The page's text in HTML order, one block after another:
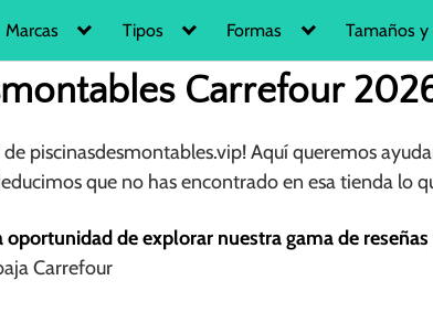
Marcas Tipos Formas Tamaños
Carrefour
piscinasdesmontables.vip! Aquí queremos
que no has encontrado en esa tienda lo
oportunidad de explorar nuestra gama de
Carrefour